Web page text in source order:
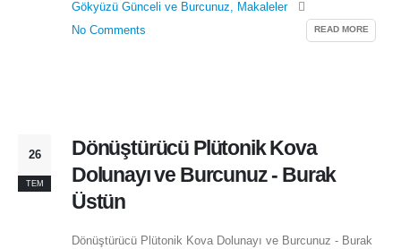
Gökyüzü Günceli ve Burcunuz, Makaleler
No Comments
READ MORE
26
TEM
Dönüştürücü Plütonik Kova
Dolunayı ve Burcunuz - Burak
Üstün
Dönüştürücü Plütonik Kova Dolunayı ve Burcunuz - Burak